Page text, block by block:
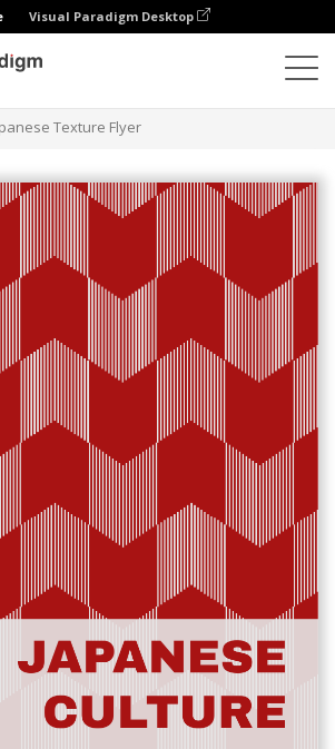
Visual Paradigm Desktop
Texture Flyer